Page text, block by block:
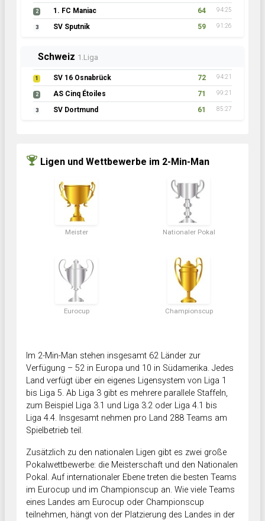
2 1. FC Maniac 64 94:25
3 SV Sputnik 59 91:26
Schweiz 1.Liga
1 SV 16 Osnabrück 72 94:21
2 AS Cinq Étoiles 71 99:21
3 SV Dortmund 61 85:27
Ligen und Wettbewerbe im 2-Min-Man
Meister Nationaler Pokal
Eurocup Championscup
Im 2-Min-Man stehen insgesamt 62 Länder zur
Verfügung – 52 in Europa und 10 in Südamerika. Jedes
Land verfügt über ein eigenes Ligensystem von Liga 1
bis Liga 5. Ab Liga 3 gibt es mehrere parallele Staffeln,
zum Beispiel Liga 3.1 und Liga 3.2 oder Liga 4.1 bis
Liga 4.4. Insgesamt nehmen pro Land 288 Teams am
Spielbetrieb teil.
Zusätzlich zu den nationalen Ligen gibt es zwei große
Pokalwettbewerbe: die Meisterschaft und den Nationalen
Pokal. Auf internationaler Ebene treten die besten Teams
im Eurocup und im Championscup an. Wie viele Teams
eines Landes am Eurocup oder Championscup
teilnehmen, hängt von der Platzierung des Landes in der